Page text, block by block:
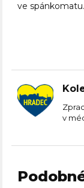
ve spánkomatu.
v